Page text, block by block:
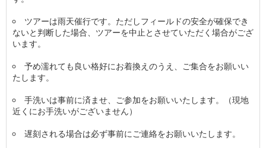
ツアーは雨天催行です。ただしフィールドの安全が確保でき
ないと判断した場合、ツアーを中止とさせていただく場合がござ
います。
予め濡れても良い格好にお着換えのうえ、ご集合をお願いい
たします。
手洗いは事前に済ませ、ご参加をお願いいたします。（現地
近くにお手洗いがございません）
遅刻される場合は必ず事前にご連絡をお願いいたします。